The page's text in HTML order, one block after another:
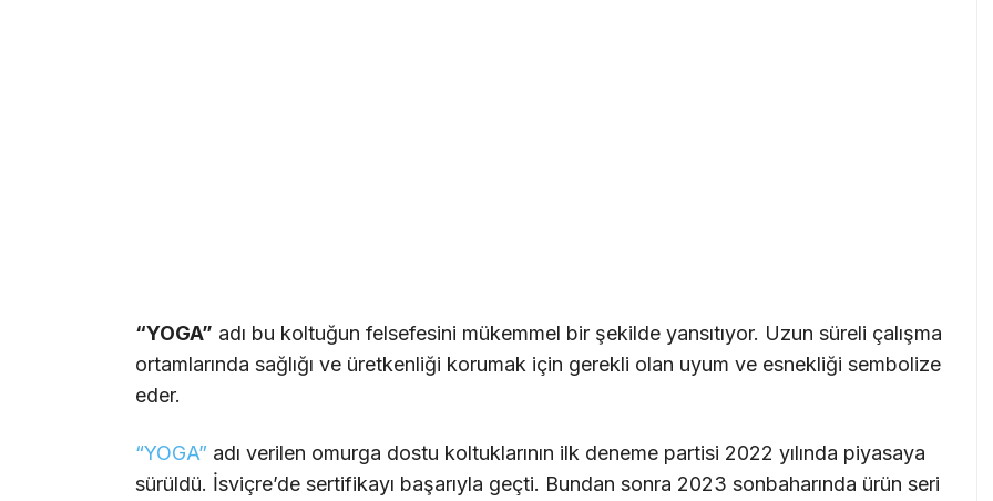
“YOGA” adı bu koltuğun felsefesini mükemmel bir şekilde yansıtıyor. Uzun süreli çalışma
ortamlarında sağlığı ve üretkenliği korumak için gerekli olan uyum ve esnekliği sembolize
eder.
“YOGA” adı verilen omurga dostu koltuklarının ilk deneme partisi 2022 yılında piyasaya
sürüldü. İsviçre’de sertifikayı başarıyla geçti. Bundan sonra 2023 sonbaharında ürün seri